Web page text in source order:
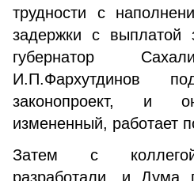
трудности с
задержки с выплатой
губернатор
И.П.Фархутдинов
законопроект, и
измененный, работает
Затем с
разработали, и Дума